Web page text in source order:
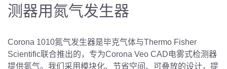
测器用氮气发生器
Corona 1010氮气发生器是毕克气体与Thermo Fisher
Scientific联合推出的，专为Corona Veo CAD电雾式检测器
提供氮气。我们采用模块化、节省空间、可叠放的设计，提